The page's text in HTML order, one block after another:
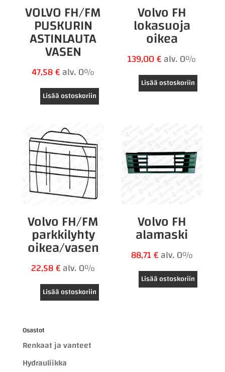
VOLVO FH/FM
PUSKURIN
ASTINLAUTA
VASEN
47,58€alv. 0%
Lisää ostoskoriin
Volvo FH
lokasuoja
oikea
139,00€alv. 0%
Lisää ostoskoriin
Volvo FH/FM
parkkilyhty
oikea/vasen
22,58€alv. 0%
Lisää ostoskoriin
Volvo FH
alamaski
88,71€alv. 0%
Lisää ostoskoriin
Osastot
Renkaat ja vanteet
Hydrauliikka